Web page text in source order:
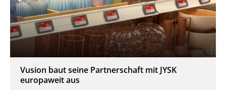
Vusion baut seine Partnerschaft mit JYSK
europaweit aus